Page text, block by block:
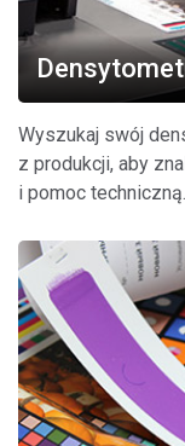
Wyszukaj swój
z produkcji, aby
i pomoc techniczną.